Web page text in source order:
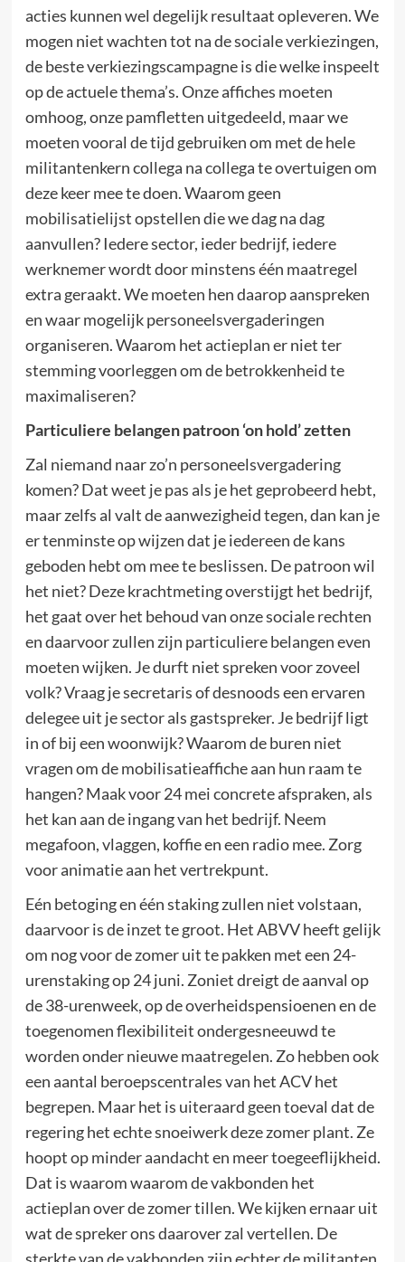
acties kunnen wel degelijk resultaat opleveren. We
mogen niet wachten tot na de sociale verkiezingen,
de beste verkiezingscampagne is die welke inspeelt
op de actuele thema’s. Onze affiches moeten
omhoog, onze pamfletten uitgedeeld, maar we
moeten vooral de tijd gebruiken om met de hele
militantenkern collega na collega te overtuigen om
deze keer mee te doen. Waarom geen
mobilisatielijst opstellen die we dag na dag
aanvullen? Iedere sector, ieder bedrijf, iedere
werknemer wordt door minstens één maatregel
extra geraakt. We moeten hen daarop aanspreken
en waar mogelijk personeelsvergaderingen
organiseren. Waarom het actieplan er niet ter
stemming voorleggen om de betrokkenheid te
maximaliseren?
Particuliere belangen patroon ‘on hold’ zetten
Zal niemand naar zo’n personeelsvergadering
komen? Dat weet je pas als je het geprobeerd hebt,
maar zelfs al valt de aanwezigheid tegen, dan kan je
er tenminste op wijzen dat je iedereen de kans
geboden hebt om mee te beslissen. De patroon wil
het niet? Deze krachtmeting overstijgt het bedrijf,
het gaat over het behoud van onze sociale rechten
en daarvoor zullen zijn particuliere belangen even
moeten wijken. Je durft niet spreken voor zoveel
volk? Vraag je secretaris of desnoods een ervaren
delegee uit je sector als gastspreker. Je bedrijf ligt
in of bij een woonwijk? Waarom de buren niet
vragen om de mobilisatieaffiche aan hun raam te
hangen? Maak voor 24 mei concrete afspraken, als
het kan aan de ingang van het bedrijf. Neem
megafoon, vlaggen, koffie en een radio mee. Zorg
voor animatie aan het vertrekpunt.
Eén betoging en één staking zullen niet volstaan,
daarvoor is de inzet te groot. Het ABVV heeft gelijk
om nog voor de zomer uit te pakken met een 24-
urenstaking op 24 juni. Zoniet dreigt de aanval op
de 38-urenweek, op de overheidspensioenen en de
toegenomen flexibiliteit ondergesneeuwd te
worden onder nieuwe maatregelen. Zo hebben ook
een aantal beroepscentrales van het ACV het
begrepen. Maar het is uiteraard geen toeval dat de
regering het echte snoeiwerk deze zomer plant. Ze
hoopt op minder aandacht en meer toegeeflijkheid.
Dat is waarom waarom de vakbonden het
actieplan over de zomer tillen. We kijken ernaar uit
wat de spreker ons daarover zal vertellen. De